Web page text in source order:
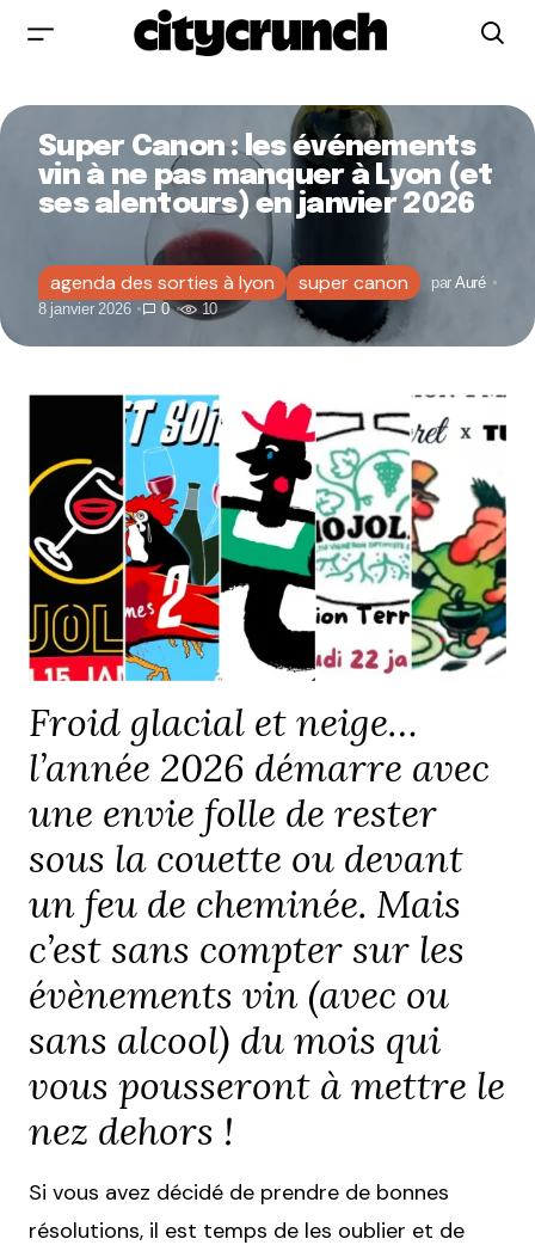
Super Canon : les événements
vin à ne pas manquer à Lyon (et
ses alentours) en janvier 2026
agenda des sorties à lyon super canon par Auré
8 janvier 2026
0 10
Froid glacial et neige…
l’année 2026 démarre avec
une envie folle de rester
sous la couette ou devant
un feu de cheminée. Mais
c’est sans compter sur les
évènements vin (avec ou
sans alcool) du mois qui
vous pousseront à mettre le
nez dehors !
Si vous avez décidé de prendre de bonnes
résolutions, il est temps de les oublier et de